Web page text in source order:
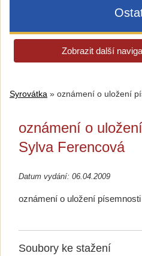
Zobrazit další
Syrovátka » oznámení o uložení
oznámení o
Sylva Ferencová
Datum vydání: 06.04.2009
oznámení o uložení
Soubory ke stažení